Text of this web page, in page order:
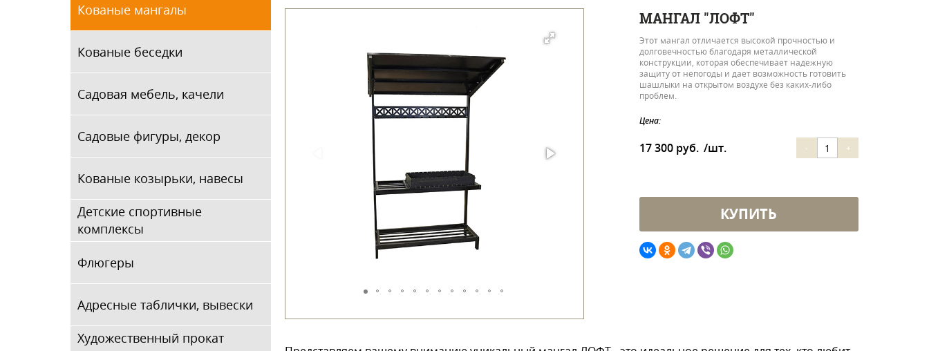
Кованые мангалы
Кованые беседки
Садовая мебель, качели
Садовые фигуры, декор
Кованые козырьки, навесы
Детские спортивные
комплексы
Флюгеры
Адресные таблички, вывески
Художественный прокат
МАНГАЛ "ЛОФТ"
Этот мангал отличается высокой прочностью и
долговечностью благодаря металлической
конструкции, которая обеспечивает надежную
защиту от непогоды и дает возможность готовить
шашлыки на открытом воздухе без каких-либо
проблем.
Цена:
17 300 руб. /шт. - +